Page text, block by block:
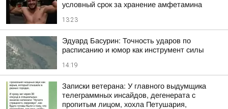
условный срок за хранение амфетамина
13:23
Эдуард Басурин: Точность ударов по
расписанию и юмор как инструмент силы
14:19
Записки ветерана: У главного выдумщика
телеграммных инсайдов, дегенерата с
пропитым лицом, хохла Петушария,